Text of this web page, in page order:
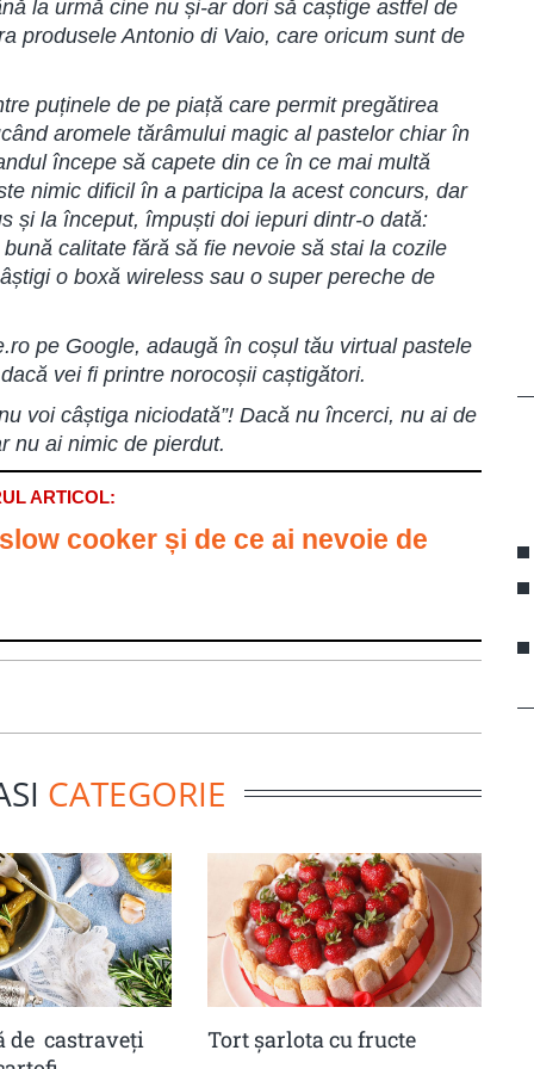
la urmă cine nu și-ar dori să caștige astfel de
produsele Antonio di Vaio, care oricum sunt de
puținele de pe piață care permit pregătirea
aromele tărâmului magic al pastelor chiar în
începe să capete din ce în ce mai multă
nimic dificil în a participa la acest concurs, dar
și la început, împuști doi iepuri dintr-o dată:
calitate fără să fie nevoie să stai la cozile
o boxă wireless sau o super pereche de
pe Google, adaugă în coșul tău virtual pastele
vei fi printre norocoșii caștigători.
voi câștiga niciodată”! Dacă nu încerci, nu ai de
nu ai nimic de pierdut.
ARTICOL:
cooker și de ce ai nevoie de
CATEGORIE
de castraveţi
Tort șarlota cu fructe